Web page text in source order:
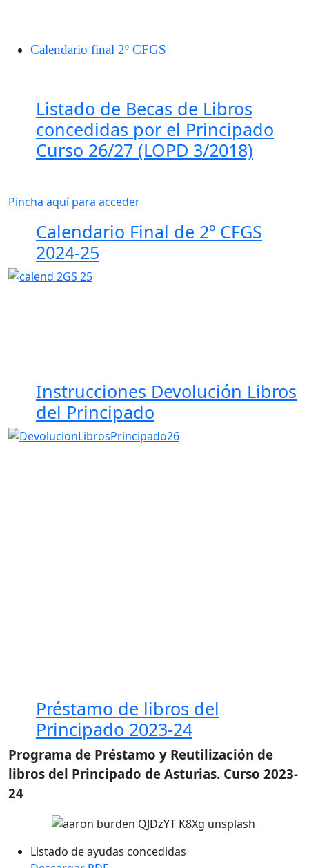
Calendario final 2º CFGS
Listado de Becas de Libros
concedidas por el Principado
Curso 26/27 (LOPD 3/2018)
Pincha aquí para acceder
Calendario Final de 2º CFGS
2024-25
Instrucciones Devolución Libros
del Principado
Préstamo de libros del
Principado 2023-24
Programa de Préstamo y Reutilización de
libros del Principado de Asturias. Curso 2023-
24
Listado de ayudas concedidas